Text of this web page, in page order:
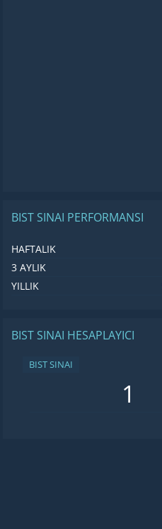
BIST SINAI PERFORMANSI
HAFTALIK
3 AYLIK
YILLIK
BIST SINAI HESAPLAYICI
BIST SINAI